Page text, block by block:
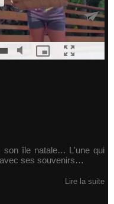
son île natale… L'une qui
ses souvenirs…
Lire la suite